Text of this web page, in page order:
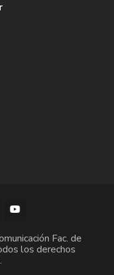
Fac. de
los derechos